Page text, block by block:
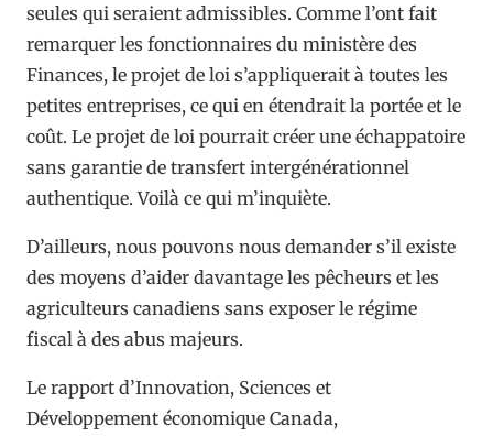
seules qui seraient admissibles. Comme l’ont fait
remarquer les fonctionnaires du ministère des
Finances, le projet de loi s’appliquerait à toutes les
petites entreprises, ce qui en étendrait la portée et le
coût. Le projet de loi pourrait créer une échappatoire
sans garantie de transfert intergénérationnel
authentique. Voilà ce qui m’inquiète.
D’ailleurs, nous pouvons nous demander s’il existe
des moyens d’aider davantage les pêcheurs et les
agriculteurs canadiens sans exposer le régime
fiscal à des abus majeurs.
Le rapport d’Innovation, Sciences et
Développement économique Canada,